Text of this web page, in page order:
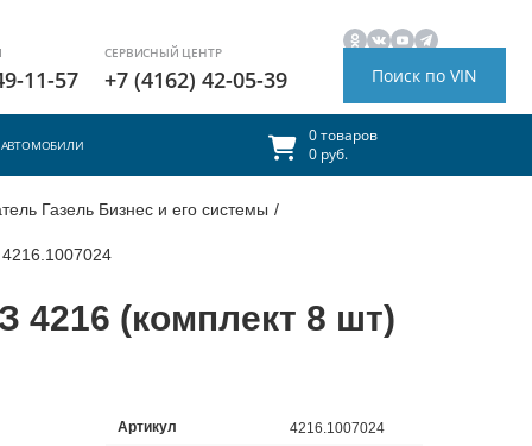
11-57
СЕРВИСНЫЙ ЦЕНТР
+7 (4162) 42-05-39 Поиск по VIN
АВТОМОБИЛИ
0 товаров
0 руб.
Газель Бизнес и его системы /
4216 (комплект 8 шт)
Артикул
4216.1007024